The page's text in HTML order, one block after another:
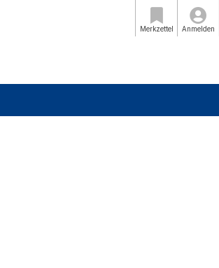
Merkzettel Anmelden